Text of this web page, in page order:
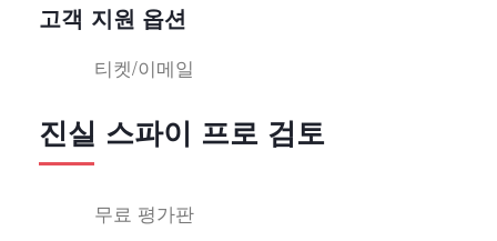
고객 지원 옵션
티켓/이메일
진실 스파이 프로 검토
무료 평가판